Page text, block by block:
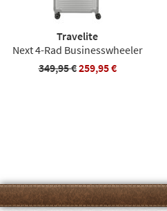
Travelite
Next 4-Rad Businesswheeler
349,95 €259,95 €